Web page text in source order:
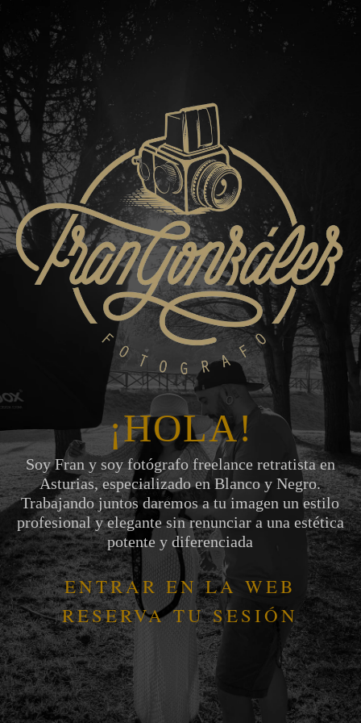
¡HOLA!
Soy Fran y soy fotógrafo freelance retratista en
Asturias, especializado en Blanco y Negro.
Trabajando juntos daremos a tu imagen un estilo
profesional y elegante sin renunciar a una estética
potente y diferenciada
ENTRAR EN LA WEB
RESERVA TU SESIÓN